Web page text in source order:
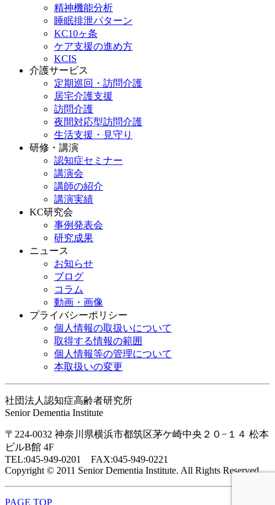
精神機能分析
睡眠排泄パターン
KC10ヶ条
ケア支援の進め方
KCIS
介護サービス
定期巡回・訪問介護
居宅介護支援
訪問介護
夜間対応型訪問介護
生活支援・見守り
研修・講演
認知症セミナー
講演会
講師の紹介
講演実績
KC研究会
事例発表会
研究成果
ニュース
お知らせ
ブログ
コラム
動画・画像
プライバシーポリシー
個人情報の取扱いについて
取得する情報の範囲
個人情報等の管理について
本取扱いの変更
社団法人認知症高齢者研究所
Senior Dementia Institute
〒224-0032 神奈川県横浜市都筑区茅ケ崎中央２０−１４ 松本
ビルB館 4F
TEL:045-949-0201 FAX:045-949-0221
Copyright © 2011 Senior Dementia Institute. All Rights Reserved.
PAGE TOP